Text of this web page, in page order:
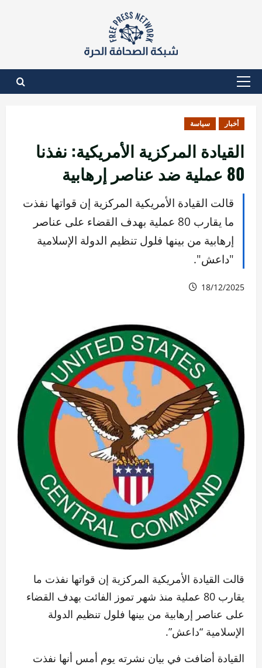
القائمة
أخبار سياسة
القيادة المركزية الأمريكية: نفذنا
80 عملية ضد عناصر إرهابية
قالت القيادة الأمريكية المركزية إن قواتها نفذت
ما يقارب 80 عملية بهدف القضاء على عناصر
إرهابية من بينها فلول تنظيم الدولة الإسلامية
"داعش".
18/12/2025
قالت القيادة الأمريكية المركزية إن قواتها نفذت ما
يقارب 80 عملية منذ شهر تموز الفائت بهدف القضاء
على عناصر إرهابية من بينها فلول تنظيم الدولة
الإسلامية “داعش”.
القيادة أضافت في بيان نشرته يوم أمس أنها نفذت